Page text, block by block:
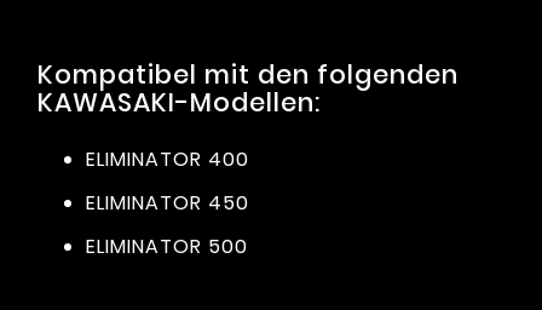
Kompatibel mit den folgenden
KAWASAKI-Modellen:
ELIMINATOR 400
ELIMINATOR 450
ELIMINATOR 500